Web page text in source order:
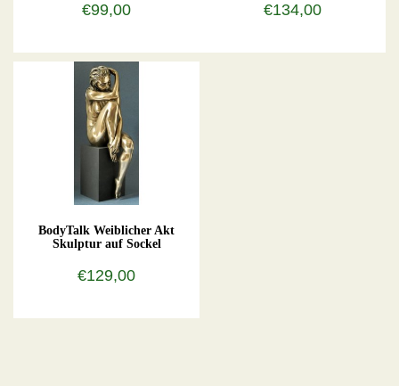
€99,00 €134,00
BodyTalk Weiblicher Akt
Skulptur auf Sockel
€129,00